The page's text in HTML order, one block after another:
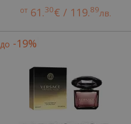
от 61.30€ / 119.89лв.
до -19%